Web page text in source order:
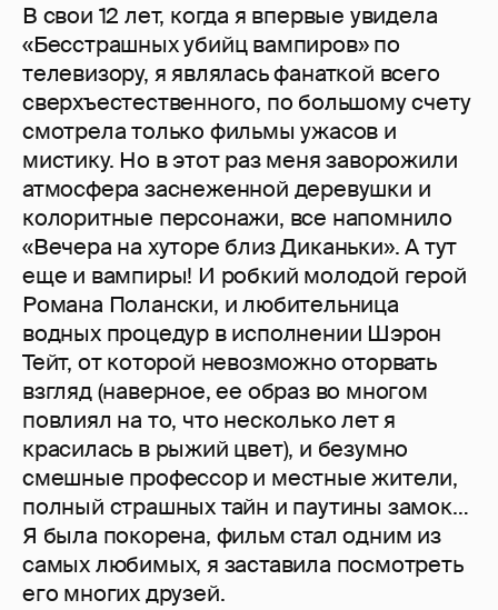
В свои 12 лет, когда я впервые увидела
«Бесстрашных убийц вампиров» по
телевизору, я являлась фанаткой всего
сверхъестественного, по большому счету
смотрела только фильмы ужасов и
мистику. Но в этот раз меня заворожили
атмосфера заснеженной деревушки и
колоритные персонажи, все напомнило
«Вечера на хуторе близ Диканьки». А тут
еще и вампиры! И робкий молодой герой
Романа Полански, и любительница
водных процедур в исполнении Шэрон
Тейт, от которой невозможно оторвать
взгляд (наверное, ее образ во многом
повлиял на то, что несколько лет я
красилась в рыжий цвет), и безумно
смешные профессор и местные жители,
полный страшных тайн и паутины замок…
Я была покорена, фильм стал одним из
самых любимых, я заставила посмотреть
его многих друзей.